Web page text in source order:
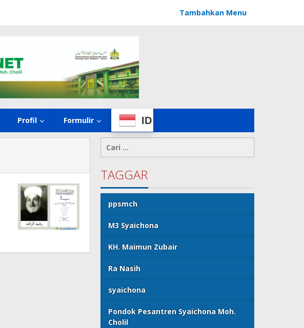
Tambahkan Menu
Profil Formulir ID
untuk:
TAGGAR
ppsmch
M3 Syaichona
KH. Maimun Zubair
Ra Nasih
syaichona
Pondok Pesantren Syaichona Moh.
Cholil